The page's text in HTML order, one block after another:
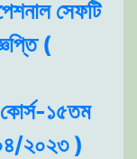
সেফটি
(
কোর্স-১৫তম
০৪/২০২৩ )